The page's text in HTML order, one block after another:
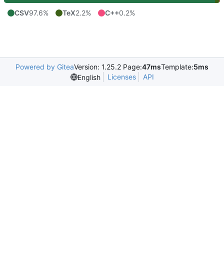
CSV97.6% TeX2.2% C++0.2%
Powered by GiteaVersion: 1.25.2 Page:47msTemplate:5ms
English
Licenses API